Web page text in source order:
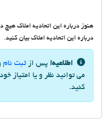
هنوز درباره این اتحادیه املاک
درباره این اتحادیه املاک بیان کنید.
اطلاعیه! پس ازثبت نام
می توانید نظر و یا امتیاز
کنید.